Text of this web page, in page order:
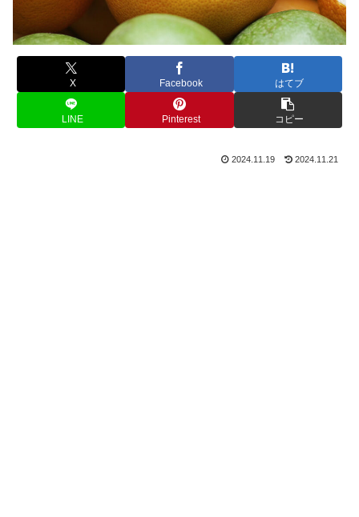
X Facebook はてブ
LINE Pinterest コピー
2024.11.19 2024.11.21